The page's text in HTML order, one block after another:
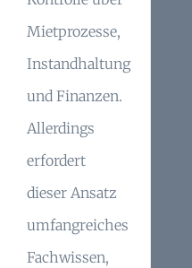
Mietprozesse,
Instandhaltung
und Finanzen.
Allerdings
erfordert
dieser Ansatz
umfangreiches
Fachwissen,